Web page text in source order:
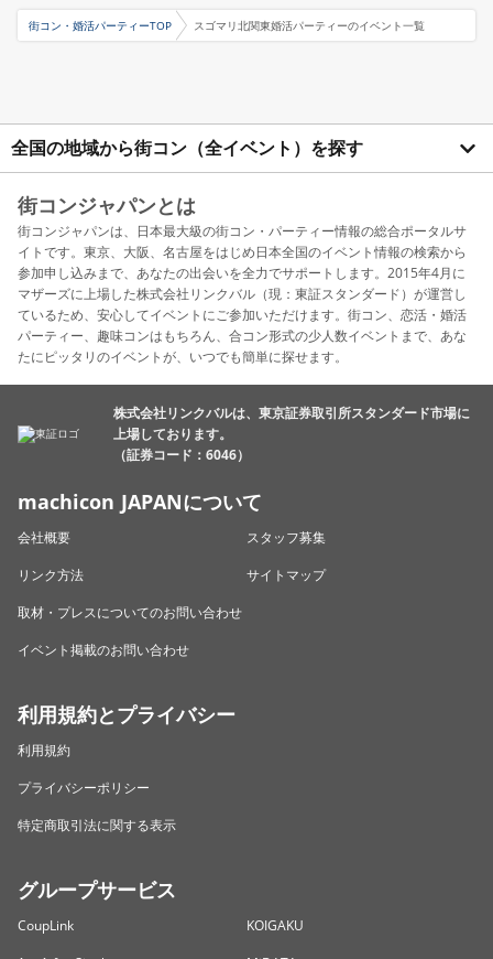
街コン・婚活パーティーTOP スゴマリ北関東婚活パーティーのイベント一覧
全国の地域から街コン（全イベント）を探す
街コンジャパンとは
街コンジャパンは、日本最大級の街コン・パーティー情報の総合ポータルサ
イトです。東京、大阪、名古屋をはじめ日本全国のイベント情報の検索から
参加申し込みまで、あなたの出会いを全力でサポートします。2015年4月に
マザーズに上場した株式会社リンクバル（現：東証スタンダード）が運営し
ているため、安心してイベントにご参加いただけます。街コン、恋活・婚活
パーティー、趣味コンはもちろん、合コン形式の少人数イベントまで、あな
たにピッタリのイベントが、いつでも簡単に探せます。
株式会社リンクバルは、東京証券取引所スタンダード市場に
上場しております。
（証券コード：6046）
machicon JAPANについて
会社概要
スタッフ募集
リンク方法
サイトマップ
取材・プレスについてのお問い合わせ
イベント掲載のお問い合わせ
利用規約とプライバシー
利用規約
プライバシーポリシー
特定商取引法に関する表示
グループサービス
CoupLink
KOIGAKU